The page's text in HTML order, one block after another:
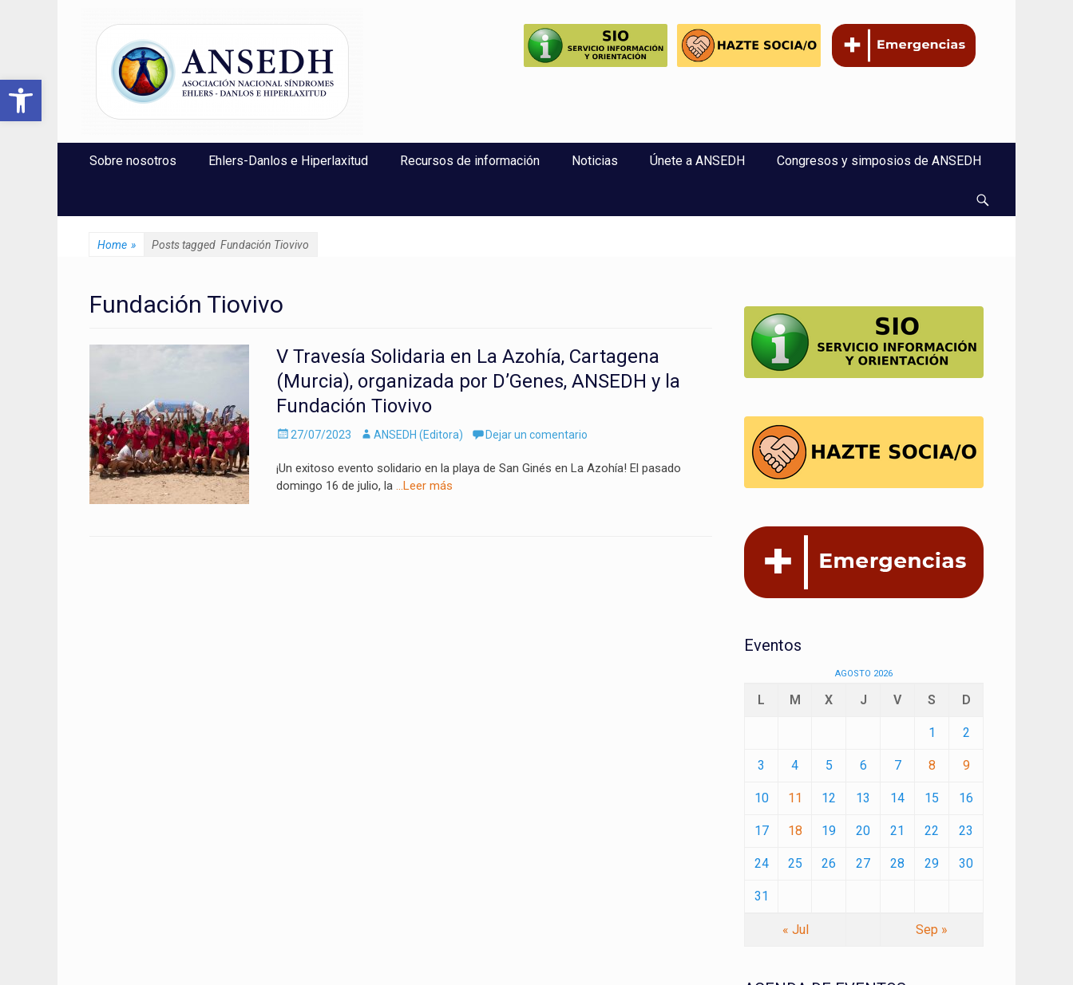
Abrir barra de herramientas
ANSEDH
Menú Principal
Sobre nosotros Ehlers-Danlos e Hiperlaxitud Recursos de información Noticias Únete a ANSEDH Congresos y simposios de ANSEDH
Home » Posts tagged Fundación Tiovivo
Fundación Tiovivo
V Travesía Solidaria en La Azohía, Cartagena
(Murcia), organizada por D’Genes, ANSEDH y la
Fundación Tiovivo
Enviado
27/07/2023 AutorANSEDH (Editora) Dejar un comentario
¡Un exitoso evento solidario en la playa de San Ginés en La Azohía! El pasado
domingo 16 de julio, la …Leer más
Eventos
AGOSTO 2026
L M X J V S D
1 2
3 4 5 6 7 8 9
10 11 12 13 14 15 16
17 18 19 20 21 22 23
24 25 26 27 28 29 30
31
« Jul Sep »